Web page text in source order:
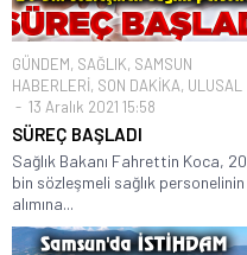
GÜNDEM, SAĞLIK, SAMSUN
HABERLERİ, SON DAKİKA, ULUSAL
13 Aralık 2021 15:58
SÜREÇ BAŞLADI
Sağlık Bakanı Fahrettin Koca, 20
bin sözleşmeli sağlık personelinin
alımına...